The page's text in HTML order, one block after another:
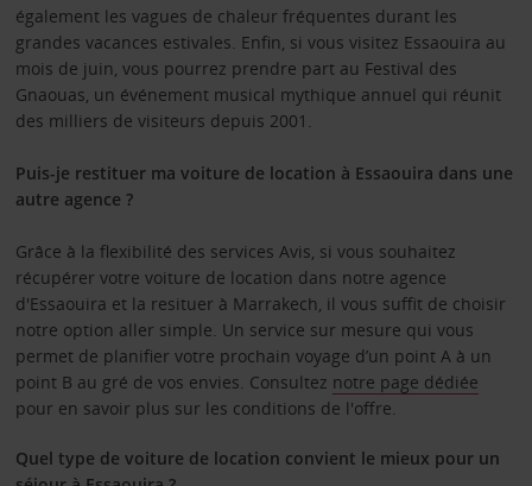
également les vagues de chaleur fréquentes durant les
grandes vacances estivales. Enfin, si vous visitez Essaouira au
mois de juin, vous pourrez prendre part au Festival des
Gnaouas, un événement musical mythique annuel qui réunit
des milliers de visiteurs depuis 2001.
Puis-je restituer ma voiture de location à Essaouira dans une
autre agence ?
Grâce à la flexibilité des services Avis, si vous souhaitez
récupérer votre voiture de location dans notre agence
d'Essaouira et la resituer à Marrakech, il vous suffit de choisir
notre option aller simple. Un service sur mesure qui vous
permet de planifier votre prochain voyage d’un point A à un
point B au gré de vos envies. Consultez notre page dédiée
pour en savoir plus sur les conditions de l'offre.
Quel type de voiture de location convient le mieux pour un